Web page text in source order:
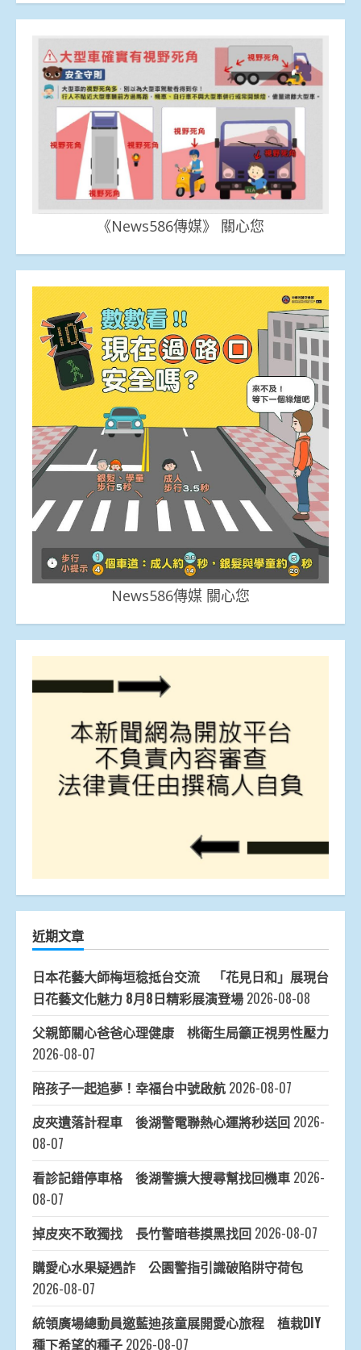
《News586傳媒》 關心您
News586傳媒 關心您
近期文章
日本花藝大師梅垣稔抵台交流 「花見日和」展現台
日花藝文化魅力 8月8日精彩展演登場 2026-08-08
父親節關心爸爸心理健康 桃衛生局籲正視男性壓力
2026-08-07
陪孩子一起追夢！幸福台中號啟航 2026-08-07
皮夾遺落計程車 後湖警電聯熱心運將秒送回 2026-
08-07
看診記錯停車格 後湖警擴大搜尋幫找回機車 2026-
08-07
掉皮夾不敢獨找 長竹警暗巷摸黑找回 2026-08-07
購愛心水果疑遇詐 公園警指引識破陷阱守荷包
2026-08-07
統領廣場總動員邀藍迪孩童展開愛心旅程 植栽DIY
種下希望的種子 2026-08-07